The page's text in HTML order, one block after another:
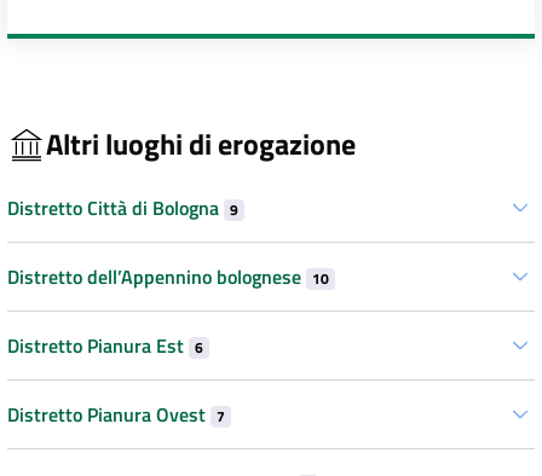
Altri luoghi di erogazione
Distretto Città di Bologna 9
Distretto dell’Appennino bolognese 10
Distretto Pianura Est 6
Distretto Pianura Ovest 7